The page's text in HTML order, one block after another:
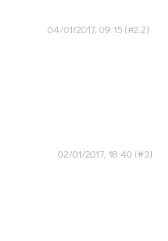
04/01/2017, 09:15
02/01/2017, 18:40